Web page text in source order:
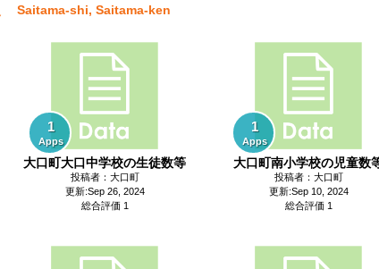
Saitama-shi, Saitama-ken
1
Apps
大口町大口中学校の生徒数等
投稿者：大口町
更新:Sep 26, 2024
総合評価 1
1
Apps
大口町南小学校の児童数
投稿者：大口町
更新:Sep 10, 2024
総合評価 1